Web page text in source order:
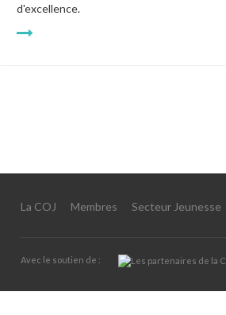
d'excellence.
La COJ Membres Secteur Jeunesse
Avec le soutien de :